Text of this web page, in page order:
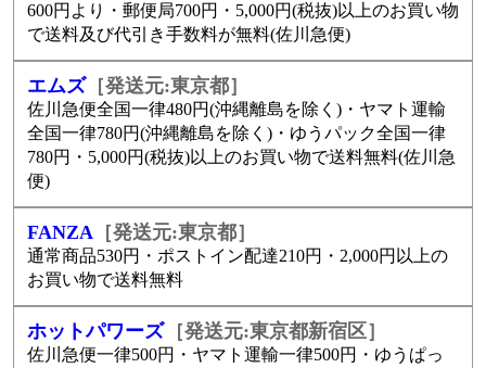
600円より・郵便局700円・5,000円(税抜)以上のお買い物
で送料及び代引き手数料が無料(佐川急便)
エムズ［発送元:東京都］
佐川急便全国一律480円(沖縄離島を除く)・ヤマト運輸
全国一律780円(沖縄離島を除く)・ゆうパック全国一律
780円・5,000円(税抜)以上のお買い物で送料無料(佐川急
便)
FANZA ［発送元:東京都］
通常商品530円・ポストイン配達210円・2,000円以上の
お買い物で送料無料
ホットパワーズ ［発送元:東京都新宿区］
佐川急便一律500円・ヤマト運輸一律500円・ゆうぱっ